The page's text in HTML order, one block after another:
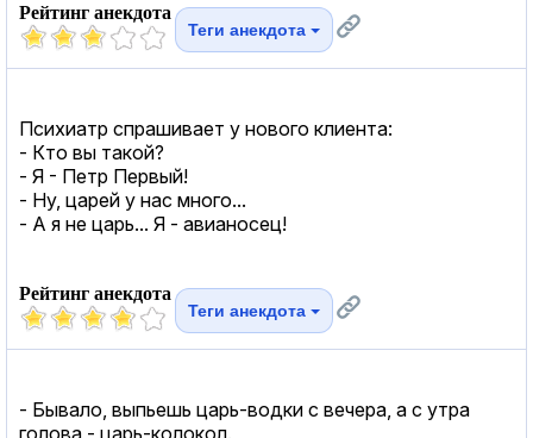
Рейтинг анекдота
Теги анекдота
Психиатр спрашивает у нового клиента:
- Кто вы такой?
- Я - Петр Первый!
- Ну, царей у нас много...
- А я не царь... Я - авианосец!
Рейтинг анекдота
Теги анекдота
- Бывало, выпьешь царь-водки с вечера, а с утра
голова - царь-колокол.